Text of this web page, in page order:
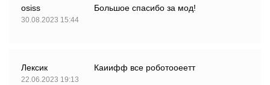
osiss
30.08.2023 15:44
Большое спасибо за мод!
Лексик
22.06.2023 19:13
Каиифф все роботооеетт